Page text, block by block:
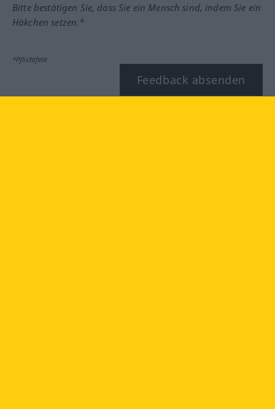
Bitte bestätigen Sie, dass Sie ein Mensch sind, indem Sie ein
Häkchen setzen.*
*Pflichtfeld
Feedback absenden